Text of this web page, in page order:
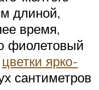
длиной,
время,
фиолетовый
цветки ярко-
сантиметров